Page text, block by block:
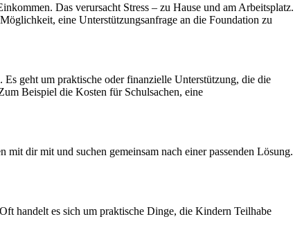
Das verursacht Stress – zu Hause und am Arbeitsplatz.
eine Unterstützungsanfrage an die Foundation zu
geht um praktische oder finanzielle Unterstützung, die die
Beispiel die Kosten für Schulsachen, eine
dir mit und suchen gemeinsam nach einer passenden Lösung.
handelt es sich um praktische Dinge, die Kindern Teilhabe